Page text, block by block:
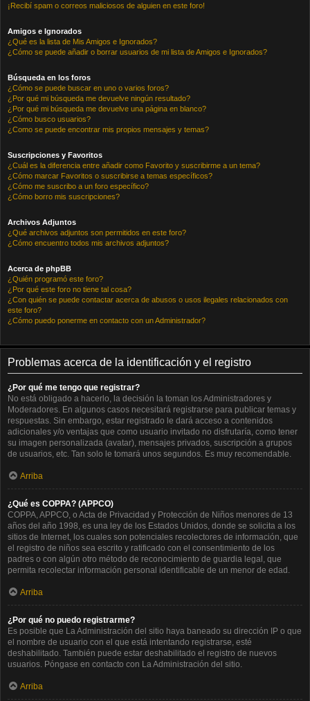
¡Recibí spam o correos maliciosos de alguien en este foro!
Amigos e Ignorados
¿Qué es la lista de Mis Amigos e Ignorados?
¿Cómo se puede añadir o borrar usuarios de mi lista de Amigos e Ignorados?
Búsqueda en los foros
¿Cómo se puede buscar en uno o varios foros?
¿Por qué mi búsqueda me devuelve ningún resultado?
¿Por qué mi búsqueda me devuelve una página en blanco?
¿Cómo busco usuarios?
¿Como se puede encontrar mis propios mensajes y temas?
Suscripciones y Favoritos
¿Cuál es la diferencia entre añadir como Favorito y suscribirme a un tema?
¿Cómo marcar Favoritos o suscribirse a temas específicos?
¿Cómo me suscribo a un foro específico?
¿Cómo borro mis suscripciones?
Archivos Adjuntos
¿Qué archivos adjuntos son permitidos en este foro?
¿Cómo encuentro todos mis archivos adjuntos?
Acerca de phpBB
¿Quién programó este foro?
¿Por qué este foro no tiene tal cosa?
¿Con quién se puede contactar acerca de abusos o usos ilegales relacionados con
este foro?
¿Cómo puedo ponerme en contacto con un Administrador?
Problemas acerca de la identificación y el registro
¿Por qué me tengo que registrar?
No está obligado a hacerlo, la decisión la toman los Administradores y
Moderadores. En algunos casos necesitará registrarse para publicar temas y
respuestas. Sin embargo, estar registrado le dará acceso a contenidos
adicionales y/o ventajas que como usuario invitado no disfrutaría, como tener
su imagen personalizada (avatar), mensajes privados, suscripción a grupos
de usuarios, etc. Tan solo le tomará unos segundos. Es muy recomendable.
Arriba
¿Qué es COPPA? (APPCO)
COPPA, APPCO, o Acta de Privacidad y Protección de Niños menores de 13
años del año 1998, es una ley de los Estados Unidos, donde se solicita a los
sitios de Internet, los cuales son potenciales recolectores de información, que
el registro de niños sea escrito y ratificado con el consentimiento de los
padres o con algún otro método de reconocimiento de guardia legal, que
permita recolectar información personal identificable de un menor de edad.
Arriba
¿Por qué no puedo registrarme?
Es posible que La Administración del sitio haya baneado su dirección IP o que
el nombre de usuario con el que está intentando registrarse, esté
deshabilitado. También puede estar deshabilitado el registro de nuevos
usuarios. Póngase en contacto con La Administración del sitio.
Arriba